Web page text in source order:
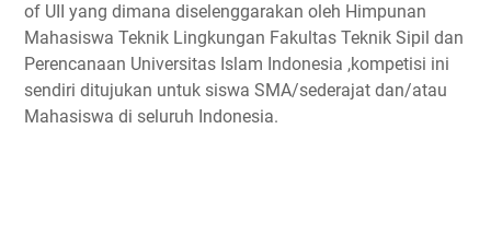
Timeline
Ketentuan
Hadiah
Buku Panduan
of UII yang dimana diselenggarakan oleh Himpunan
Mahasiswa Teknik Lingkungan Fakultas Teknik Sipil dan
Perencanaan Universitas Islam Indonesia ,kompetisi ini
sendiri ditujukan untuk siswa SMA/sederajat dan/atau
Mahasiswa di seluruh Indonesia.